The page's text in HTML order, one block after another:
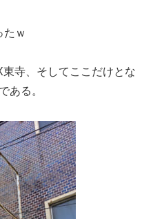
たｗ
寺、そしてここだけとな
ある。